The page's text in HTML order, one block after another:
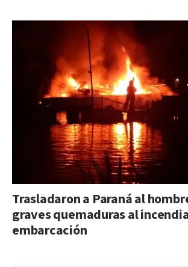
Trasladaron a Paraná al
graves quemaduras al
embarcación